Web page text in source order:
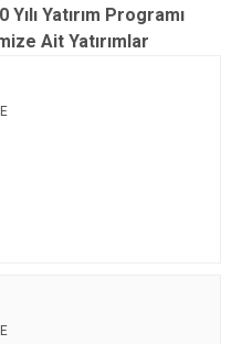
Yatırım Programı
Ait Yatırımlar